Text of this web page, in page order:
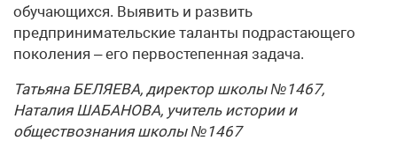
обучающихся. Выявить и развить
предпринимательские таланты подрастающего
поколения – его первостепенная задача.
Татьяна БЕЛЯЕВА, директор школы №1467,
Наталия ШАБАНОВА, учитель истории и
обществознания школы №1467